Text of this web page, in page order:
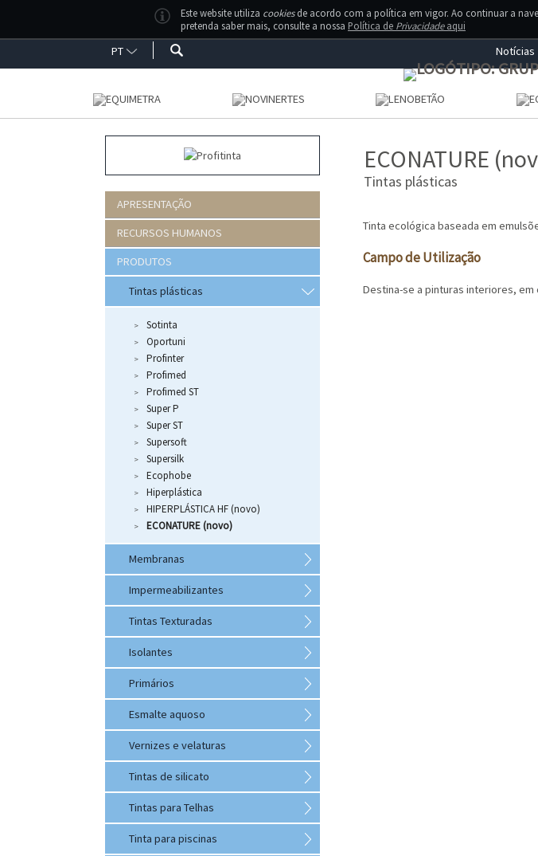
PT Notícias
A Profitinta disponibiliza
aquosas, contacte-nos se
produto mais
APRESENTAÇÃO
RECURSOS HUMANOS
PRODUTOS
Tintas plásticas
Sotinta
Oportuni
Profinter
Profimed
Profimed ST
Super P
Super ST
Supersoft
Supersilk
Ecophobe
Hiperplástica
HIPERPLÁSTICA HF (novo)
ECONATURE (novo)
Membranas
Impermeabilizantes
Tintas Texturadas
Isolantes
Primários
Esmalte aquoso
Vernizes e velaturas
Tintas de silicato
Tintas para Telhas
Tinta para piscinas
ECONATURE
Tintas plásticas
Tinta ecológica baseada em
Campo de Utilização
Destina-se a pinturas interiores, em
Este website utiliza cookiesde acordo com a política em vigor. Ao continuar a
pretenda saber mais, consulte a nossa Política de Privacidadeaqui